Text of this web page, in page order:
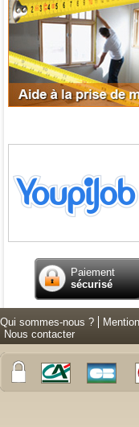
Paiement
sécurisé
Qui sommes-nous ?
Nous contacter